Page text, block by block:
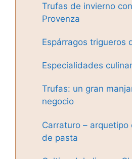
Trufas de invierno
Provenza
Espárragos trigueros
Especialidades
Trufas: un gran
negocio
Carraturo – arquetipo
de pasta